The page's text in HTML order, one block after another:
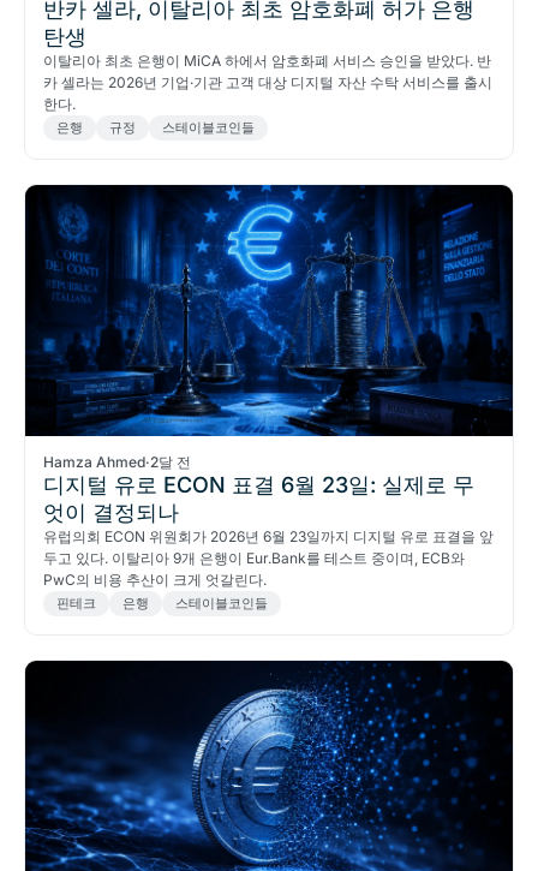
반카 셀라, 이탈리아 최초 암호화폐 허가 은행
탄생
이탈리아 최초 은행이 MiCA 하에서 암호화폐 서비스 승인을 받았다. 반
카 셀라는 2026년 기업·기관 고객 대상 디지털 자산 수탁 서비스를 출시
한다.
은행 규정 스테이블코인들
Hamza Ahmed·2달 전
디지털 유로 ECON 표결 6월 23일: 실제로 무
엇이 결정되나
유럽의회 ECON 위원회가 2026년 6월 23일까지 디지털 유로 표결을 앞
두고 있다. 이탈리아 9개 은행이 Eur.Bank를 테스트 중이며, ECB와
PwC의 비용 추산이 크게 엇갈린다.
핀테크 은행 스테이블코인들